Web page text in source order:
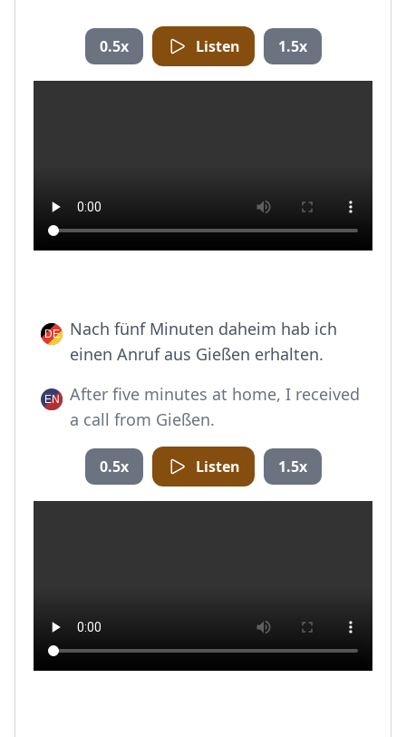
0.5x Listen 1.5x
Nach fünf Minuten daheim hab ich
einen Anruf aus Gießen erhalten.
After five minutes at home, I received
a call from Gießen.
0.5x Listen 1.5x